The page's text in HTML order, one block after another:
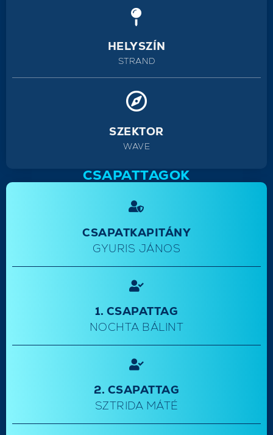
HELYSZÍN
STRAND
SZEKTOR
WAVE
CSAPATTAGOK
CSAPATKAPITÁNY
GYURIS JÁNOS
1. CSAPATTAG
NOCHTA BÁLINT
2. CSAPATTAG
SZTRIDA MÁTÉ